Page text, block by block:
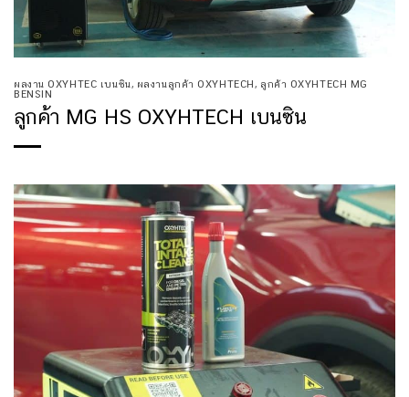
ผลงาน OXYHTEC เบนซิน, ผลงานลูกค้า OXYHTECH , ลูกค้า OXYHTECH MG
BENSIN
ลูกค้า MG HS OXYHTECH เบนซิน